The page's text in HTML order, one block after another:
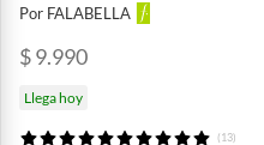
Por FALABELLA
$ 9.990
Llega hoy
(13)